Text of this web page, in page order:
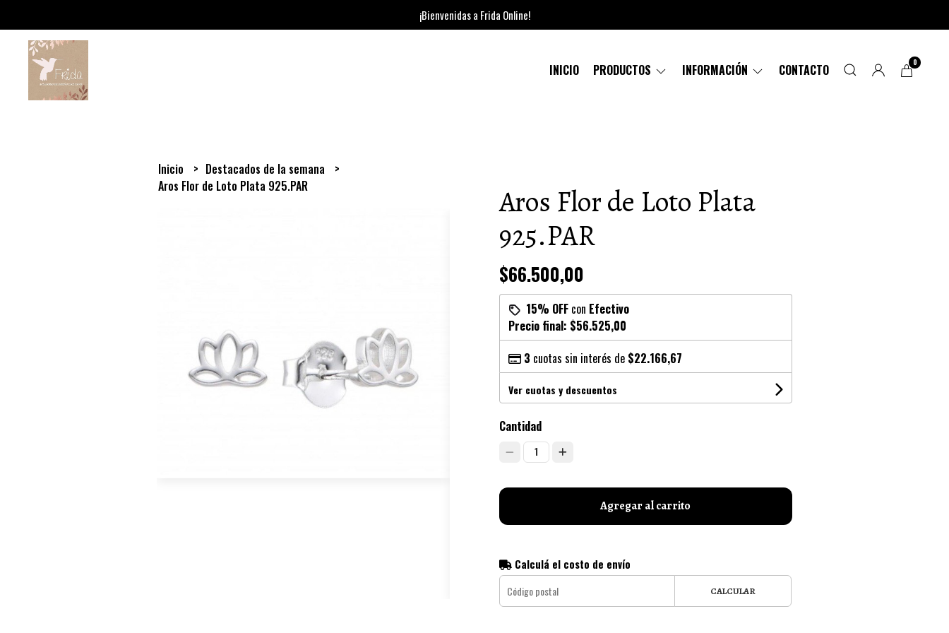
¡Bienvenidas a Frida Online!
INICIO PRODUCTOS INFORMACIÓN CONTACTO 0
Inicio
Destacados de la semana
Aros Flor de Loto Plata 925.PAR
Aros Flor de Loto Plata
925.PAR
$66.500,00
15% OFFcon Efectivo
Precio final: $56.525,00
3 cuotas sin interés de $22.166,67
Ver cuotas y descuentos
Cantidad
1
Agregar al carrito
Calculá el costo de envío
CALCULAR